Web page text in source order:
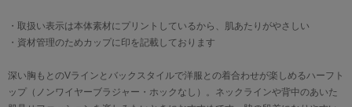
・取扱い表示は本体素材にプリントしているから、肌あたりがやさしい
・資材管理のためカップに印を記載しております
深い胸もとのVラインとバックスタイルで洋服との着合わせが楽しめるハーフト
ップ（ノンワイヤーブラジャー・ホックなし）。ネックラインや背中のあいた